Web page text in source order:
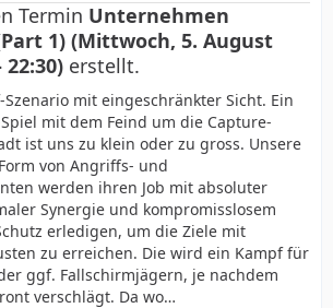
Termin Unternehmen
1) (Mittwoch, 5. August
22:30) erstellt.
mit eingeschränkter Sicht. Ein
mit dem Feind um die Capture-
ist uns zu klein oder zu gross. Unsere
von Angriffs- und
werden ihren Job mit absoluter
Synergie und kompromisslosem
erledigen, um die Ziele mit
zu erreichen. Die wird ein Kampf für
ggf. Fallschirmjägern, je nachdem
verschlägt. Da wo…